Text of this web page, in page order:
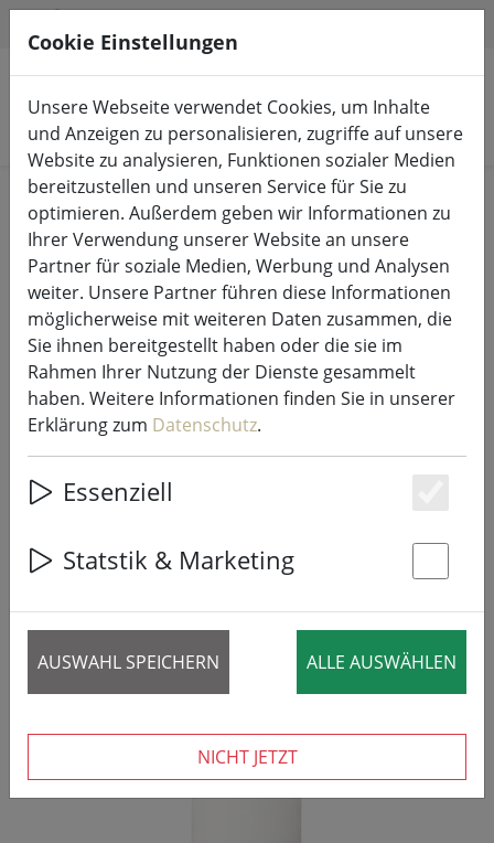
Produkte suchen
Start LED-Kerzen Indoor & Outdoor
Sirius LED Kerze Sara Exclusive 10 x
40 cm weiß
‹ ›
Cookie Einstellungen
Unsere Webseite verwendet Cookies, um Inhalte
und Anzeigen zu personalisieren, zugriffe auf unsere
Website zu analysieren, Funktionen sozialer Medien
bereitzustellen und unseren Service für Sie zu
optimieren. Außerdem geben wir Informationen zu
Ihrer Verwendung unserer Website an unsere
Partner für soziale Medien, Werbung und Analysen
weiter. Unsere Partner führen diese Informationen
möglicherweise mit weiteren Daten zusammen, die
Sie ihnen bereitgestellt haben oder die sie im
Rahmen Ihrer Nutzung der Dienste gesammelt
haben. Weitere Informationen finden Sie in unserer
Erklärung zum Datenschutz.
Essenziell
Statstik & Marketing
AUSWAHL SPEICHERN ALLE AUSWÄHLEN
NICHT JETZT